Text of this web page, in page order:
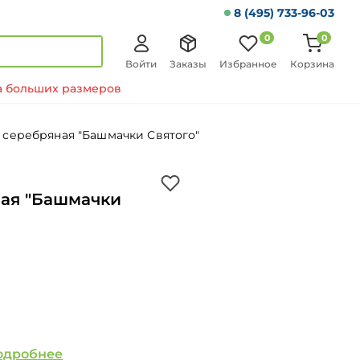
8 (495) 733-96-03
Войти Заказы Избранное
0
Корзина
0
больших размеров
"Башмачки Святого"
"Башмачки